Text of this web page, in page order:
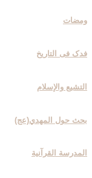
ومضات
فدک فی التاریخ
التشیع والإسلام
بحث حول المهدي(عج)
المدرسة القرآنیة